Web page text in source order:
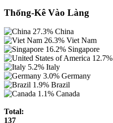
Thống-Kê Vào Làng
27.3% China
26.3% Viet Nam
16.2% Singapore
12.7%
5.2% Italy
3.0% Germany
1.9% Brazil
1.1% Canada
Total:
137